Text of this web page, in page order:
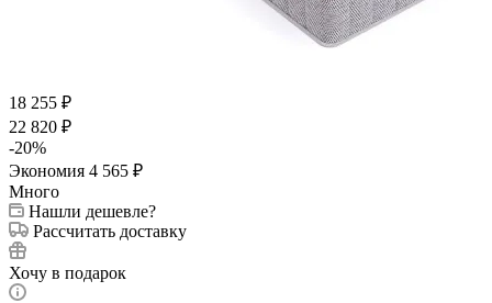
18 255 ₽
22 820 ₽
-20%
Экономия 4 565 ₽
Много
Нашли дешевле?
Рассчитать доставку
Хочу в подарок